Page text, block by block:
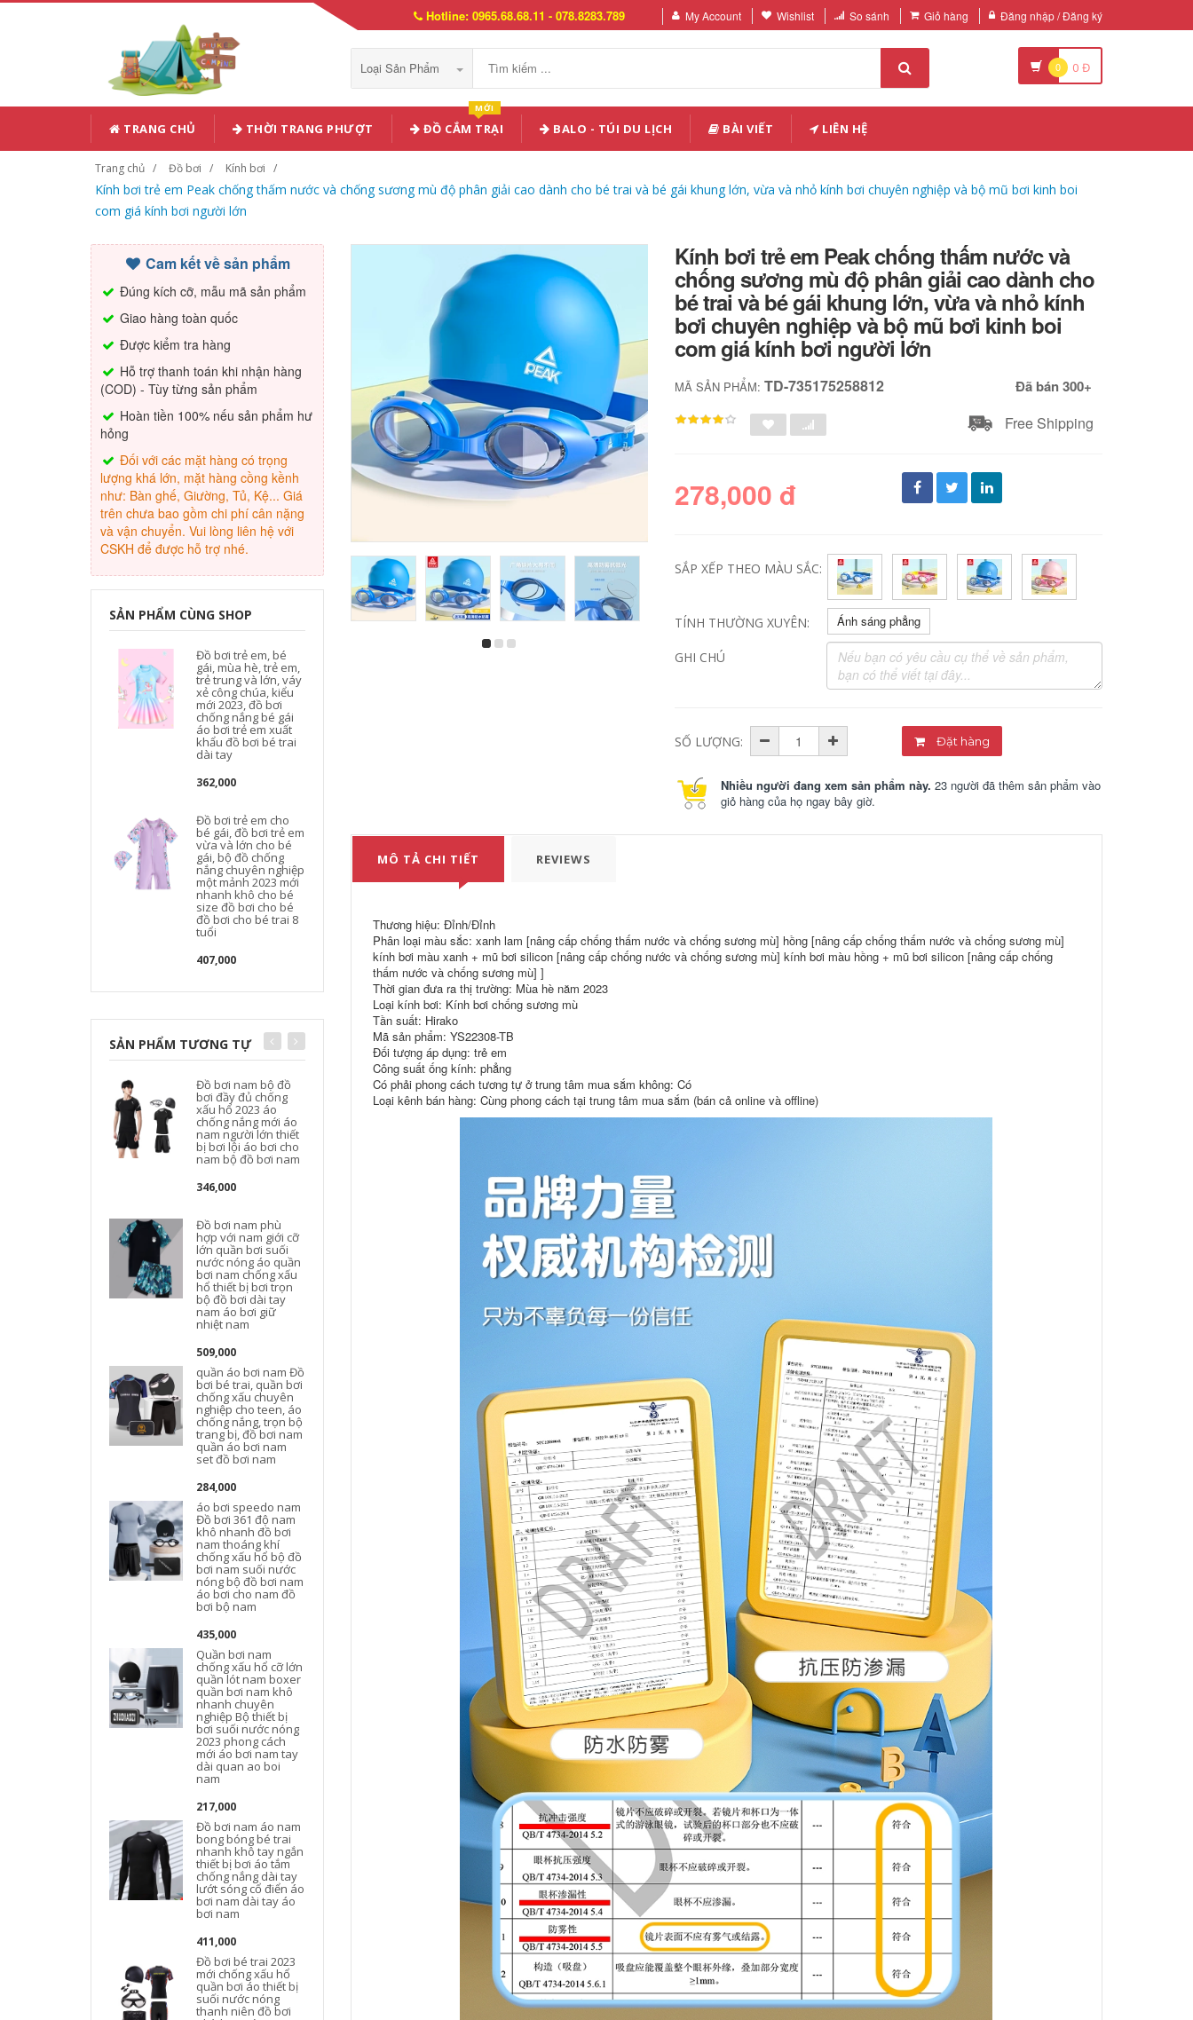
Hotline: 0965.68.68.11 - 078.8283.789 My Account Wishlist So sánh Giỏ hàng Đăng nhập / Đăng ký
Loại Sản Phẩm 0 0 Đ
TRANG CHỦ THỜI TRANG PHƯỢT ĐỒ CẮM TRẠI
MỚI
BALO - TÚI DU LỊCH BÀI VIẾT LIÊN HỆ
Trang chủ Đồ bơi Kính bơi
Kính bơi trẻ em Peak chống thấm nước và chống sương mù độ phân giải cao dành cho bé trai và bé gái khung lớn, vừa và nhỏ kính bơi chuyên nghiệp và bộ mũ bơi kinh boi
com giá kính bơi người lớn
Cam kết về sản phẩm
Đúng kích cỡ, mẫu mã sản phẩm
Giao hàng toàn quốc
Được kiểm tra hàng
Hỗ trợ thanh toán khi nhận hàng
(COD) - Tùy từng sản phẩm
Hoàn tiền 100% nếu sản phẩm hư
hỏng
Đối với các mặt hàng có trọng
lượng khá lớn, mặt hàng cồng kềnh
như: Bàn ghế, Giường, Tủ, Kệ... Giá
trên chưa bao gồm chi phí cân nặng
và vận chuyển. Vui lòng liên hệ với
CSKH để được hỗ trợ nhé.
SẢN PHẨM CÙNG SHOP
Đồ bơi trẻ em, bé
gái, mùa hè, trẻ em,
trẻ trung và lớn, váy
xẻ công chúa, kiểu
mới 2023, đồ bơi
chống nắng bé gái
áo bơi trẻ em xuất
khẩu đồ bơi bé trai
dài tay
362,000
Đồ bơi trẻ em cho
bé gái, đồ bơi trẻ em
vừa và lớn cho bé
gái, bộ đồ chống
nắng chuyên nghiệp
một mảnh 2023 mới
nhanh khô cho bé
size đồ bơi cho bé
đồ bơi cho bé trai 8
tuổi
407,000
SẢN PHẨM TƯƠNG TỰ
Đồ bơi nam bộ đồ
bơi đầy đủ chống
xấu hổ 2023 áo
chống nắng mới áo
nam người lớn thiết
bị bơi lội áo bơi cho
nam bộ đồ bơi nam
346,000
Đồ bơi nam phù
hợp với nam giới cỡ
lớn quần bơi suối
nước nóng áo quần
bơi nam chống xấu
hổ thiết bị bơi trọn
bộ đồ bơi dài tay
nam áo bơi giữ
nhiệt nam
509,000
quần áo bơi nam Đồ
bơi bé trai, quần bơi
chống xấu chuyên
nghiệp cho teen, áo
chống nắng, trọn bộ
trang bị, đồ bơi nam
quần áo bơi nam
set đồ bơi nam
284,000
áo bơi speedo nam
Đồ bơi 361 độ nam
khô nhanh đồ bơi
nam thoáng khí
chống xấu hổ bộ đồ
bơi nam suối nước
nóng bộ đồ bơi nam
áo bơi cho nam đồ
bơi bộ nam
435,000
Quần bơi nam
chống xấu hổ cỡ lớn
quần lót nam boxer
quần bơi nam khô
nhanh chuyên
nghiệp Bộ thiết bị
bơi suối nước nóng
2023 phong cách
mới áo bơi nam tay
dài quan ao boi
nam
217,000
Đồ bơi nam áo nam
bong bóng bé trai
nhanh khô tay ngắn
thiết bị bơi áo tắm
chống nắng dài tay
lướt sóng cổ điển áo
bơi nam dài tay áo
bơi nam
411,000
Đồ bơi bé trai 2023
mới chống xấu hổ
quần bơi áo thiết bị
suối nước nóng
thanh niên đồ bơi
quần bơi nam màu
trắng Đồ bơi nam bộ
đồ nam cỡ lớn quần
bơi áo nam suối
chống xấu hổ Quần
thước lớn suối nước
chống xấu hổ 2023
mới suối nước nóng
cỡ lớn đồ bơi nam
nhanh khô thiết bị
dành cho nam áo
tắm xuân thu cho
trẻ em do boi cho
Đồ bơi cỡ mm béo
váy che bụng rộng
rãi và bảo thủ cộng
nước nóng giảm
mùa hè bộ đồ tắm
biển nữ kín đáo đồ
bơi kín đáo cho nữ
đồ bơi nữ 2 mảnh
màu đen Đồ bơi một
mảnh 361 độ cho nữ
2023 Đồ bơi che
kiểu mới cho bể bơi
nữ áo tắm nữ liền
thân đồ bơi cao cấp
Đồ bơi nữ bảo thủ
áo tắm một mảnh
suối nước nóng
2023 mùa hè mới
đẹp kín đáo đồ bơi
của nữ
553,000
Đồ Bơi Nữ 2023 Mới
Đồ Bơi Suối Nước
Nóng Siêu Gợi Cảm
Một Mảnh đồ bơi nữ
đẹp kín đáo đồ bơi
Đồ bơi một mảnh
mùa hè 2023 kiểu
dáng mới hot váy
nữ kín đáo che da
thịt giúp bạn gái
thon gọn béo đi tắm
suối nước nóng ao
boi nu đồ bơi chống
nắng nữ
600,000
Đồ bơi kéo sau lưng
cho nữ 2023 mới
phong cách nóng
bỏng bảo thủ võ sĩ
quyền Anh một
mảnh bể bơi che
bụng giảm béo đồ
bơi suối nước nóng
do boi nu đồ tắm
biển nữ
560,000
đồ bơi nư đẹp [Giá
thanh toán rõ ràng]
Đồ bơi nữ Váy đen
nhỏ Đồ bơi ôm sát
gợi cảm Đồ bơi một
mảnh Đồ bơi một
mảnh dành cho
nữ liền thân đồ bơi
chống nắng cho nữ
274,000
áo tắm một mảnh
đẹp Đồ bơi Li Ning
nữ 2023 mới một
mảnh gợi cảm giảm
béo che bụng đồ
bơi huấn luyện
chuyên nghiệp thi
đấu áo tắm tam giác
đồ bơi nữ tre em áo
bơi nữ
613,000
áo tắm một mảnh
Kính bơi trẻ em Peak chống thấm nước và
chống sương mù độ phân giải cao dành cho
bé trai và bé gái khung lớn, vừa và nhỏ kính
bơi chuyên nghiệp và bộ mũ bơi kinh boi
com giá kính bơi người lớn
MÃ SẢN PHẨM:TD-735175258812 Đã bán 300+
Free Shipping
278,000 đ
SẮP XẾP THEO MÀU SẮC:
TÍNH THƯỜNG XUYÊN: Ánh sáng phẳng
GHI CHÚ
SỐ LƯỢNG: Đặt hàng
Nhiều người đang xem sản phẩm này. 23 người đã thêm sản phẩm vào
giỏ hàng của họ ngay bây giờ.
MÔ TẢ CHI TIẾT REVIEWS
Thương hiệu: Đỉnh/Đỉnh
Phân loại màu sắc: xanh lam [nâng cấp chống thấm nước và chống sương mù] hồng [nâng cấp chống thấm nước và chống sương mù]
kính bơi màu xanh + mũ bơi silicon [nâng cấp chống nước và chống sương mù] kính bơi màu hồng + mũ bơi silicon [nâng cấp chống
thấm nước và chống sương mù] ]
Thời gian đưa ra thị trường: Mùa hè năm 2023
Loại kính bơi: Kính bơi chống sương mù
Tần suất: Hirako
Mã sản phẩm: YS22308-TB
Đối tượng áp dụng: trẻ em
Công suất ống kính: phẳng
Có phải phong cách tương tự ở trung tâm mua sắm không: Có
Loại kênh bán hàng: Cùng phong cách tại trung tâm mua sắm (bán cả online và offline)